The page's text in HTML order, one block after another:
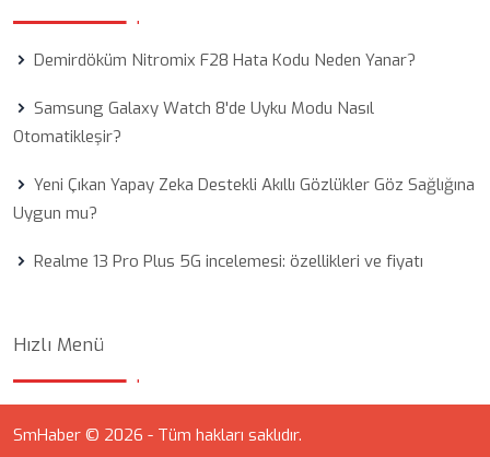
Demirdöküm Nitromix F28 Hata Kodu Neden Yanar?
Samsung Galaxy Watch 8'de Uyku Modu Nasıl
Otomatikleşir?
Yeni Çıkan Yapay Zeka Destekli Akıllı Gözlükler Göz Sağlığına
Uygun mu?
Realme 13 Pro Plus 5G incelemesi: özellikleri ve fiyatı
Hızlı Menü
SmHaber © 2026 - Tüm hakları saklıdır.